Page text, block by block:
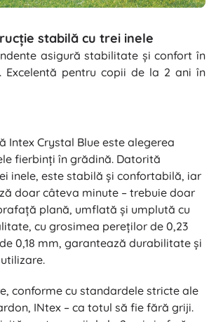
stabilă cu trei inele
asigură stabilitate și confort în
Excelentă pentru copii de la 2 ani în
Intex Crystal Blue este alegerea
fierbinți în grădină. Datorită
inele, este stabilă și confortabilă, iar
doar câteva minute – trebuie doar
plană, umflată și umplută cu
cu grosimea pereților de 0,23
0,18 mm, garantează durabilitate și
conforme cu standardele stricte ale
INtex – ca totul să fie fără griji.